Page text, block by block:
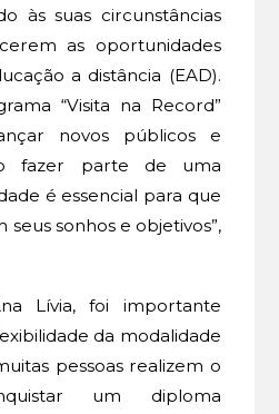
às suas circunstâncias
as oportunidades
a distância (EAD).
“Visita na Record”
novos públicos e
fazer parte de uma
é essencial para que
seus sonhos e objetivos”,
Lívia, foi importante
da modalidade
pessoas realizem o
um diploma